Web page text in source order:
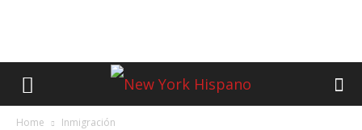
Home Inmigración